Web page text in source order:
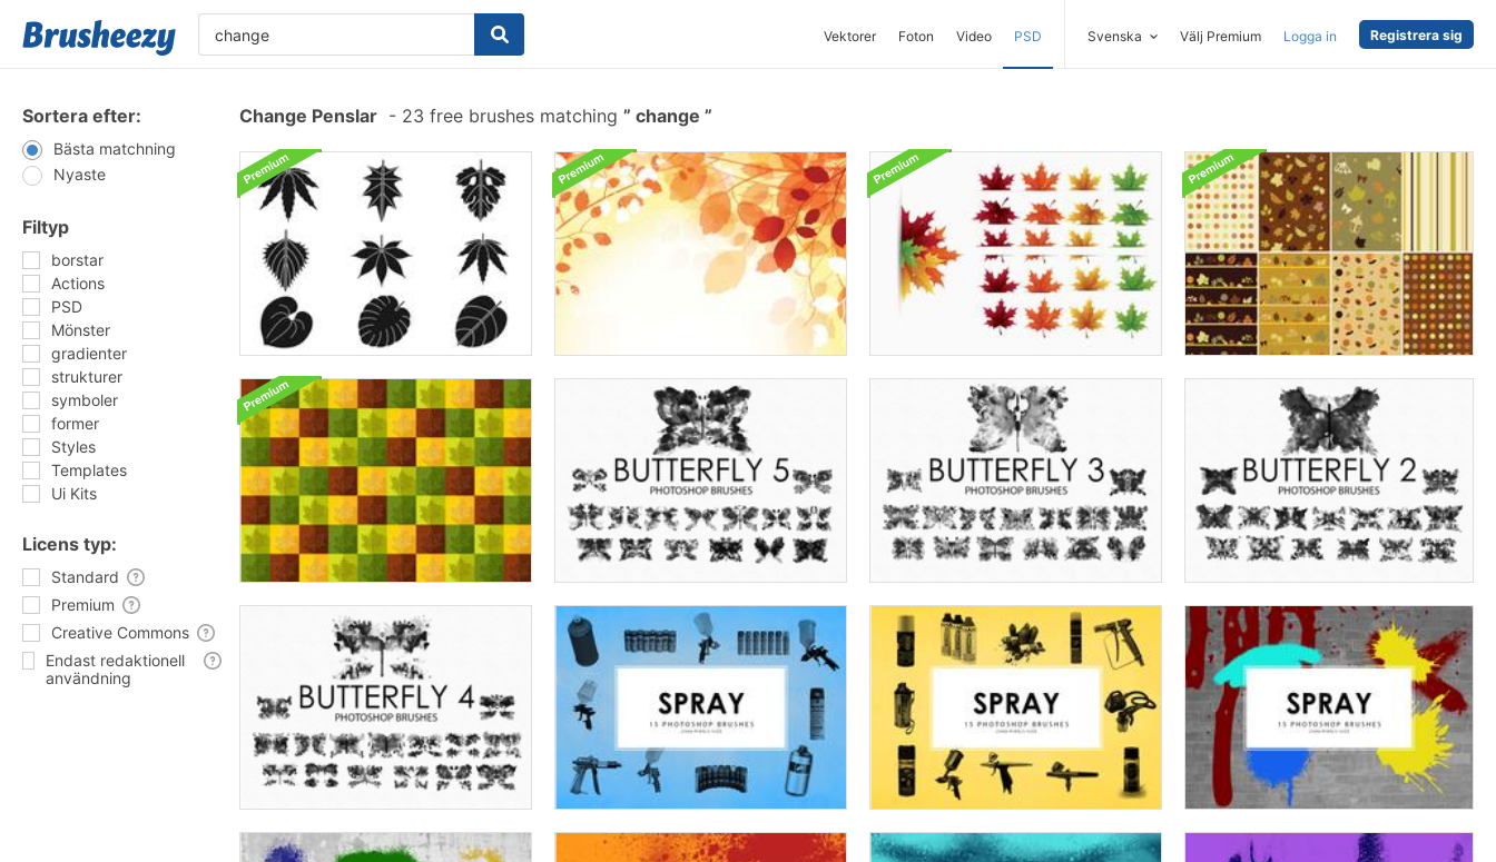
Vektorer Foton Video PSD Svenska Välj Premium Logga in Registrera sig
Sortera efter:
Bästa matchning
Nyaste
Filtyp
borstar
Actions
PSD
Mönster
gradienter
strukturer
symboler
former
Styles
Templates
Ui Kits
Licens typ:
Standard
Premium
Creative Commons
Endast redaktionell
användning
Change Penslar - 23 free brushes matching change